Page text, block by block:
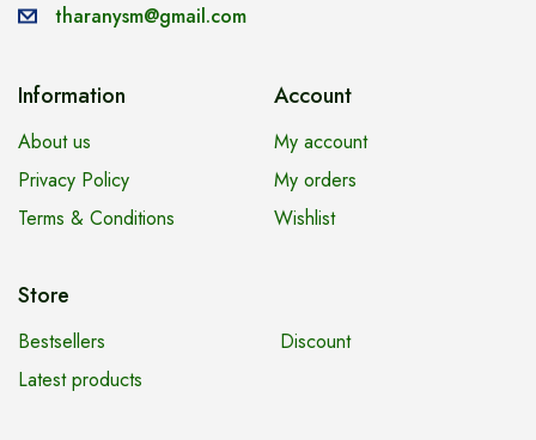
tharanysm@gmail.com
Information
About us
Privacy Policy
Terms & Conditions
Account
My account
My orders
Wishlist
Store
Bestsellers
Discount
Latest products